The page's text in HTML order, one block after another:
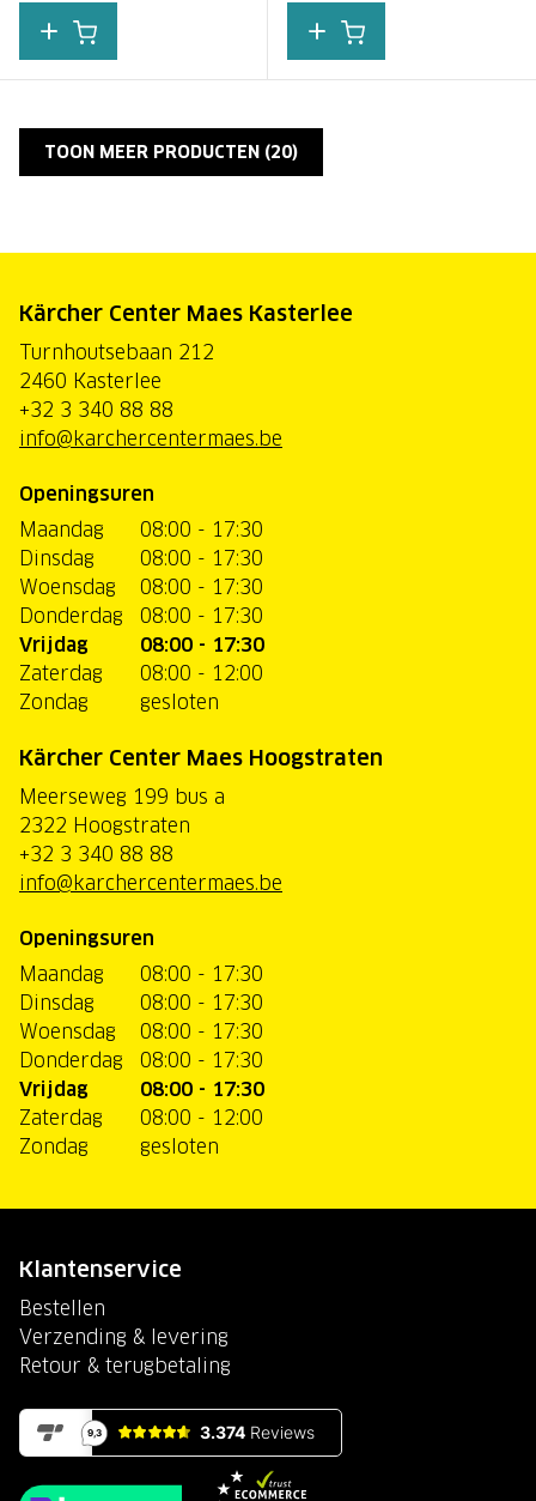
TOON MEER PRODUCTEN (20)
Kärcher Center Maes Kasterlee
Turnhoutsebaan 212
2460 Kasterlee
+32 3 340 88 88
info@karchercentermaes.be
Openingsuren
Maandag
08:00 - 17:30
Dinsdag
08:00 - 17:30
Woensdag
08:00 - 17:30
Donderdag
08:00 - 17:30
Vrijdag
08:00 - 17:30
Zaterdag
08:00 - 12:00
Zondag
gesloten
Kärcher Center Maes Hoogstraten
Meerseweg 199 bus a
2322 Hoogstraten
+32 3 340 88 88
info@karchercentermaes.be
Openingsuren
Maandag
08:00 - 17:30
Dinsdag
08:00 - 17:30
Woensdag
08:00 - 17:30
Donderdag
08:00 - 17:30
Vrijdag
08:00 - 17:30
Zaterdag
08:00 - 12:00
Zondag
gesloten
Klantenservice
Bestellen
Verzending & levering
Retour & terugbetaling